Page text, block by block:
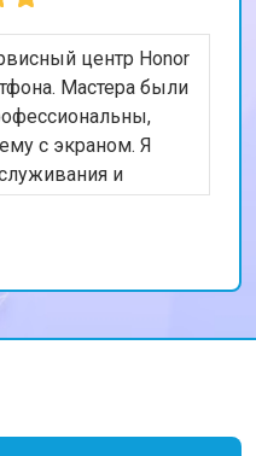
центр Honor
Мастера были
с экраном. Я
и
Мой телефон
Спасибо за